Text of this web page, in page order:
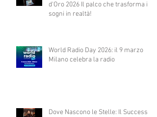
d'Oro 2026 Il palco che trasforma i
sogni in realtà!
World Radio Day 2026: il 9 marzo
Milano celebra la radio
Dove Nascono le Stelle: Il Successo